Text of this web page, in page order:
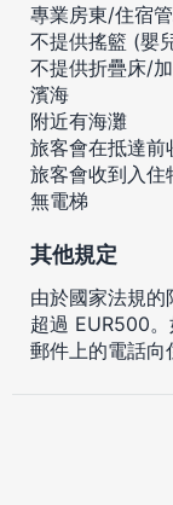
專業房東/住宿
不提供搖籃 (嬰
不提供折疊床/
濱海
附近有海灘
旅客會在抵達
旅客會收到入住
無電梯
其他規定
由於國家法規
超過 EUR500
郵件上的電話向